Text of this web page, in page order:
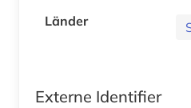
Länder
Externe Identifier